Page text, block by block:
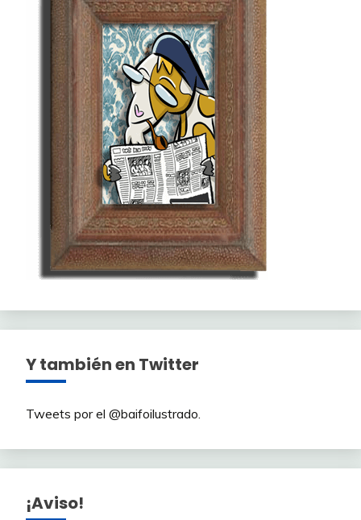
Y también en Twitter
Tweets por el @baifoilustrado.
¡Aviso!